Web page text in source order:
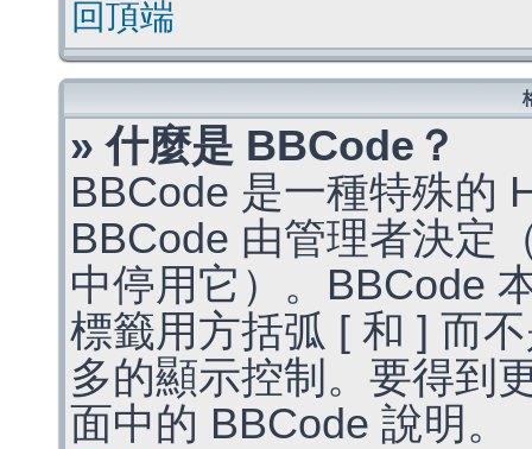
回頂端
» 什麼是 BBCode？
BBCode 是一種特殊的
BBCode 由管理者決定
中停用它）。BBCode
標籤用方括弧 [ 和 ] 而
多的顯示控制。要得到
面中的 BBCode 說明。